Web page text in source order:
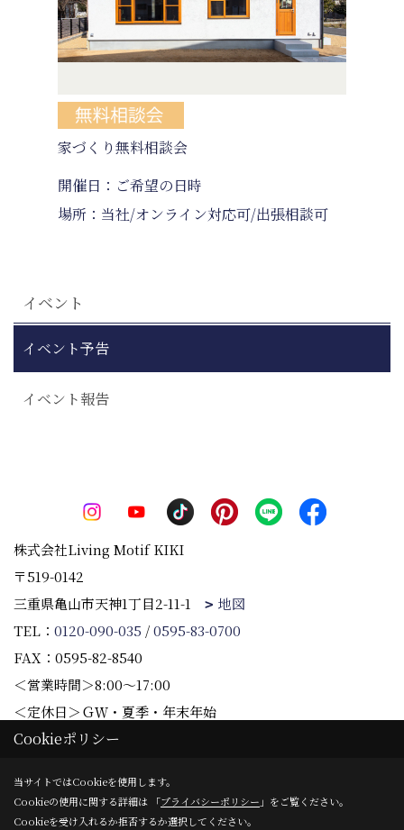
3. 個人情報の安全管理について
当社は、取り扱う個人情報の漏洩、滅失またはき
損の防止その他の個人情報の安全管理のために必
4. 個人情報の委託について
当社は、個人情報の取り扱いの全部または一部を
要かつ適切な監督を行います。
除いて、お客様の同意なしに、個人情報を第三者
へ提供することはいたしません。
(1) 法令に基づく場合
(2) 人の生命、身体又は財産の保護のために必要
がある場合であって、本人の同意を得ることが困
難である場合
(3) 公衆衛生の向上又は児童の健全な育成の推進
のために特に必要がある場合であって、本人の同
意を得ることが困難である場合
(4) 国の機関若しくは地方公共団体又はその委託
を受けた者が法令の定める事務を遂行することに
対して協力する必要がある場合であって、本人の
及ぼすおそれがある場合
家づくり無料相談会
開催日：ご希望の日時
場所：当社/オンライン対応可/出張相談可
イベント
イベント予告
イベント報告
株式会社Living Motif KIKI
〒519-0142
三重県亀山市天神1丁目2-11-1
地図
TEL： 0120-090-035 /0595-83-0700
FAX：0595-82-8540
＜営業時間＞8:00～17:00
＜定休日＞ＧＷ・夏季・年末年始
Copyright (c) 株式会社Living Motif KIKI. All Rights Reserved.
Produced byゴデスクリエイト
Cookieポリシー
当サイトではCookieを使用します。
Cookieの使用に関する詳細は 「プライバシーポリシー 」をご覧ください。
Cookieを受け入れるか拒否するか選択してください。